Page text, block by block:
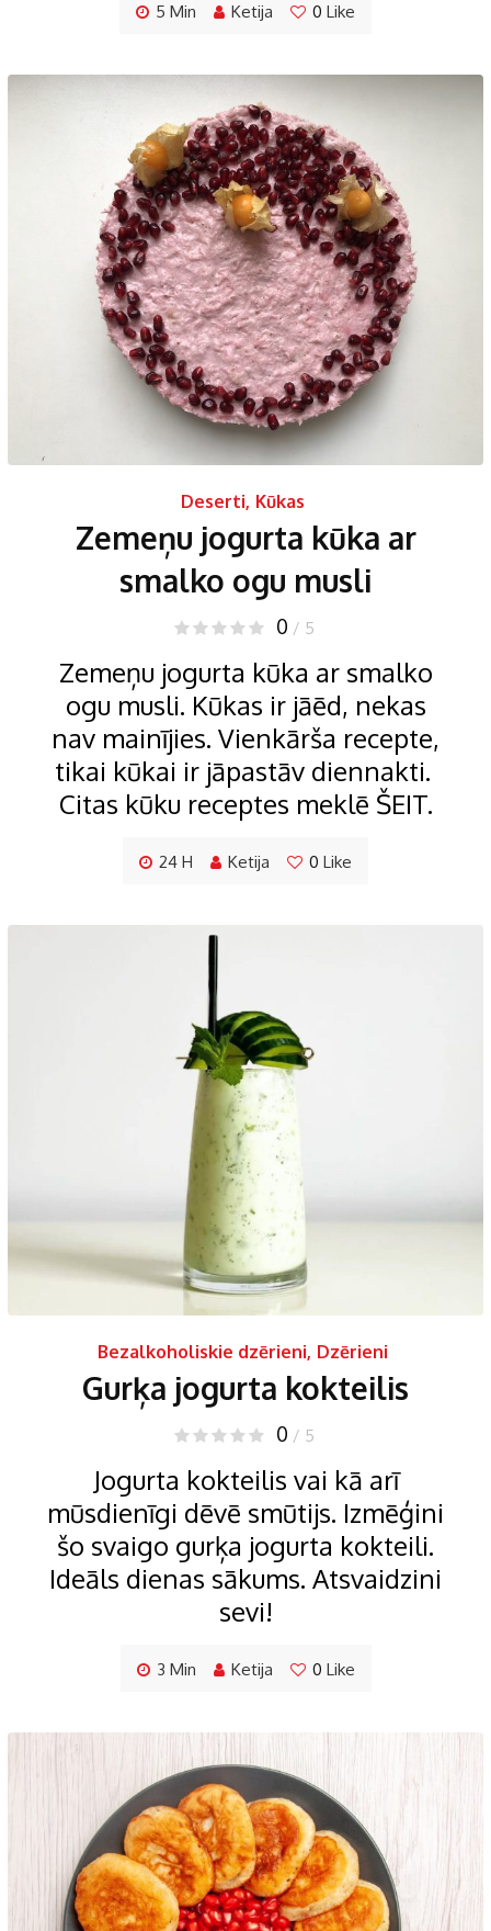
5 Min Ketija 0 Like
Deserti, Kūkas
Zemeņu jogurta kūka ar
smalko ogu musli
0 / 5
Zemeņu jogurta kūka ar smalko
ogu musli. Kūkas ir jāēd, nekas
nav mainījies. Vienkārša recepte,
tikai kūkai ir jāpastāv diennakti.
Citas kūku receptes meklē ŠEIT.
24 H Ketija 0 Like
Bezalkoholiskie dzērieni, Dzērieni
Gurķa jogurta kokteilis
0 / 5
Jogurta kokteilis vai kā arī
mūsdienīgi dēvē smūtijs. Izmēģini
šo svaigo gurķa jogurta kokteili.
Ideāls dienas sākums. Atsvaidzini
sevi!
3 Min Ketija 0 Like